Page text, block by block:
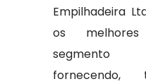
Empilhadeira
os
segmento
fornecendo,